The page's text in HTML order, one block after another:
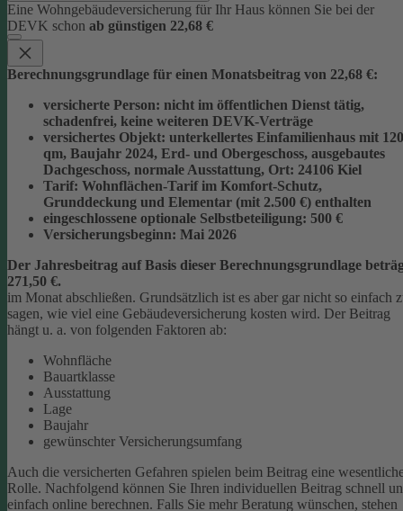
Eine Wohngebäudeversicherung für Ihr Haus können Sie bei der
DEVK schon ab günstigen 22,68 €
Berechnungsgrundlage für einen Monatsbeitrag von 22,68 €:
versicherte Person: nicht im öffentlichen Dienst tätig,
schadenfrei, keine weiteren DEVK-Verträge
versichertes Objekt: unterkellertes Einfamilienhaus mit 120
qm, Baujahr 2024, Erd- und Obergeschoss, ausgebautes
Dachgeschoss, normale Ausstattung, Ort: 24106 Kiel
Tarif: Wohnflächen-Tarif im Komfort-Schutz,
Grunddeckung und Elementar (mit 2.500 €) enthalten
eingeschlossene optionale Selbstbeteiligung: 500 €
Versicherungsbeginn: Mai 2026
Der Jahresbeitrag auf Basis dieser Berechnungsgrundlage
271,50 €.
im Monat abschließen. Grundsätzlich ist es aber gar nicht so einfach
sagen, wie viel eine Gebäudeversicherung kosten wird. Der Beitrag
hängt u. a. von folgenden Faktoren ab:
Wohnfläche
Bauartklasse
Ausstattung
Lage
Baujahr
gewünschter Versicherungsumfang
Auch die versicherten Gefahren spielen beim Beitrag eine
Rolle. Nachfolgend können Sie Ihren individuellen Beitrag schnell
einfach online berechnen. Falls Sie mehr Beratung wünschen, stehen